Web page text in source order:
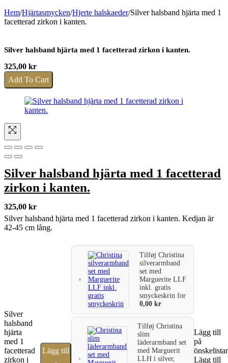
Hem/Hjärtasmycken/Hjerte halskaeder/Silver halsband hjärta med 1
facetterad zirkon i kanten.
Silver halsband hjärta med 1 facetterad zirkon i kanten.
325,00 kr
Add To Cart
Silver halsband hjärta med 1 facetterad
zirkon i kanten.
325,00 kr
Silver halsband hjärta med 1 facetterad zirkon i kanten. Kedjan är
42-45 cm lång.
Silver
halsband
hjärta
med 1
facetterad
zirkon i
Lägg till
TilføjChristina
silverarmband
set med
Marguerite LLF
inkl. gratis
smyckeskrinfor
0,00kr
TilføjChristina
slim
läderarmband set
med Marguerit
LLH i silver,
Lägg till
på
Lägg till